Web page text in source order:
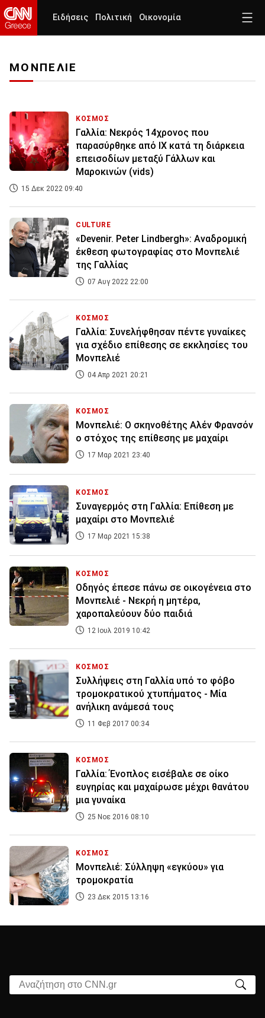
Ειδήσεις Πολιτική Οικονομία
ΜΟΝΠΕΛΙΕ
ΚΟΣΜΟΣ
Γαλλία: Νεκρός 14χρονος που
παρασύρθηκε από ΙΧ κατά τη διάρκεια
επεισοδίων μεταξύ Γάλλων και
Μαροκινών (vids)
15 Δεκ 2022 09:40
CULTURE
«Devenir. Peter Lindbergh»: Αναδρομική
έκθεση φωτογραφίας στο Μονπελιέ
της Γαλλίας
07 Αυγ 2022 22:00
ΚΟΣΜΟΣ
Γαλλία: Συνελήφθησαν πέντε γυναίκες
για σχέδιο επίθεσης σε εκκλησίες του
Μονπελιέ
04 Απρ 2021 20:21
ΚΟΣΜΟΣ
Μονπελιέ: Ο σκηνοθέτης Αλέν Φρανσόν
ο στόχος της επίθεσης με μαχαίρι
17 Μαρ 2021 23:40
ΚΟΣΜΟΣ
Συναγερμός στη Γαλλία: Επίθεση με
μαχαίρι στο Μονπελιέ
17 Μαρ 2021 15:38
ΚΟΣΜΟΣ
Οδηγός έπεσε πάνω σε οικογένεια στο
Μονπελιέ - Νεκρή η μητέρα,
χαροπαλεύουν δύο παιδιά
12 Ιουλ 2019 10:42
ΚΟΣΜΟΣ
Συλλήψεις στη Γαλλία υπό το φόβο
τρομοκρατικού χτυπήματος - Μία
ανήλικη ανάμεσά τους
11 Φεβ 2017 00:34
ΚΟΣΜΟΣ
Γαλλία: Ένοπλος εισέβαλε σε οίκο
ευγηρίας και μαχαίρωσε μέχρι θανάτου
μια γυναίκα
25 Νοε 2016 08:10
ΚΟΣΜΟΣ
Μονπελιέ: Σύλληψη «εγκύου» για
τρομοκρατία
23 Δεκ 2015 13:16
Αναζήτηση στο CNN.gr